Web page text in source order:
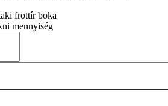
frottír boka
mennyiség